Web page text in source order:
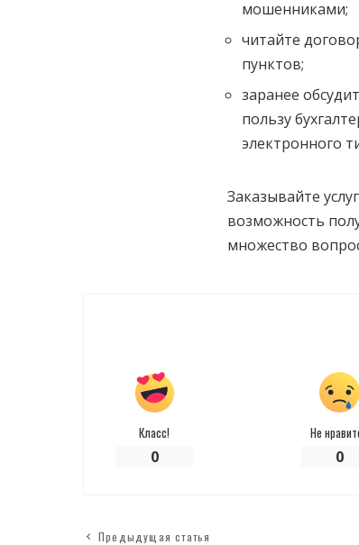
мошенниками;
читайте
пунктов;
заранее
пользу
электронного
Заказывайте
возможность
множество
Класс!
0
Не
0
Предыдущая статья